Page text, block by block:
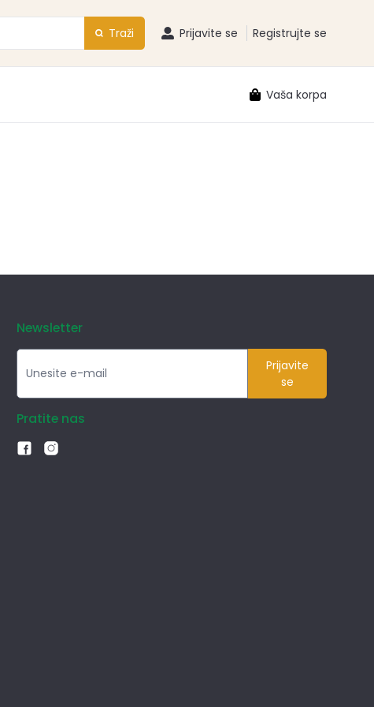
Traži Prijavite se Registrujte se
Vaša korpa
Newsletter
Prijavite
se
Pratite nas